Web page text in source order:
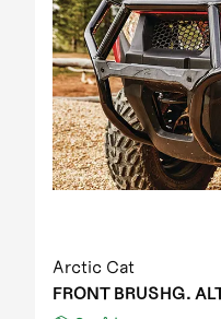
2013 1000 XT EFT
2013 450 R EFT
2013 550 EFT black
2013 550 XT EFT
2013 700 Diesel EFT
2013 700 XT EFT
2013 Prowler HDX
2013 TRV 550 EFT
2013 TRV 550 XT
2013 TRV 700 XT
Arctic Cat
FRONT BRUSHG.